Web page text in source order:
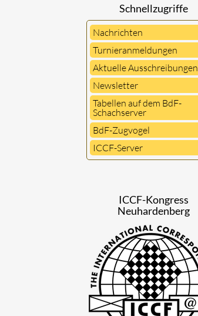
Schnellzugriffe
Nachrichten
Turnieranmeldungen
Aktuelle Ausschreibungen
Newsletter
Tabellen auf dem BdF-
Schachserver
BdF-Zugvogel
ICCF-Server
ICCF-Kongress
Neuhardenberg